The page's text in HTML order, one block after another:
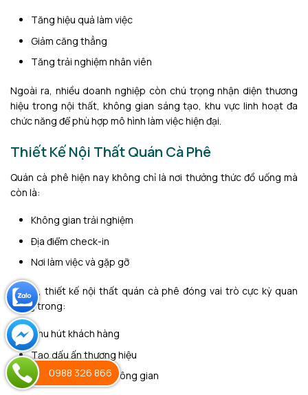
Tăng hiệu quả làm việc
Giảm căng thẳng
Tăng trải nghiệm nhân viên
Ngoài ra, nhiều doanh nghiệp còn chú trọng nhận diện thương
hiệu trong nội thất, không gian sáng tạo, khu vực linh hoạt đa
chức năng để phù hợp mô hình làm việc hiện đại.
Thiết Kế Nội Thất Quán Cà Phê
Quán cà phê hiện nay không chỉ là nơi thưởng thức đồ uống mà
còn là:
Không gian trải nghiệm
Địa điểm check-in
Nơi làm việc và gặp gỡ
Do đó, thiết kế nội thất quán cà phê đóng vai trò cực kỳ quan
trọng trong:
Thu hút khách hàng
Tạo dấu ấn thương hiệu
Tăng trải nghiệm không gian
0988 326 866